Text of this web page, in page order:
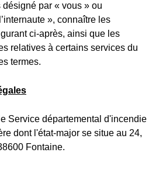
par « vous » ou
», connaître les
ci-après, ainsi que les
relatives à certains services du
termes.
Service départemental d'incendie
dont l'état-major se situe au 24,
Fontaine.